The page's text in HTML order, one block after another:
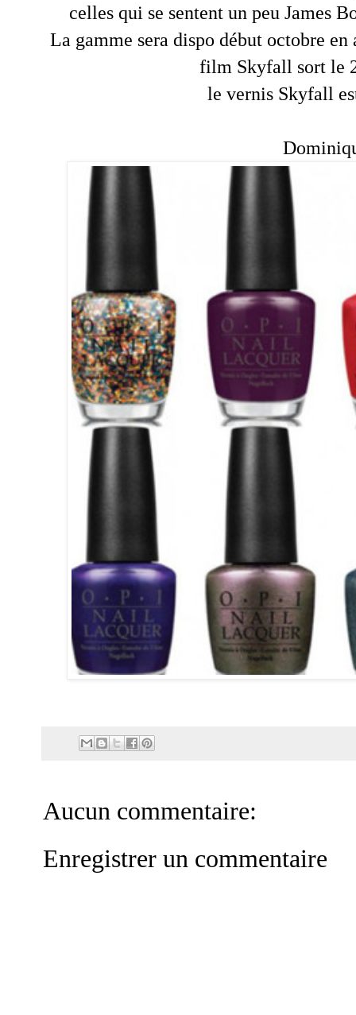
celles qui se sentent un peu James
La gamme sera dispo début octobre
film Skyfall sort le
le vernis Skyfall
Aucun commentaire:
Enregistrer un commentaire